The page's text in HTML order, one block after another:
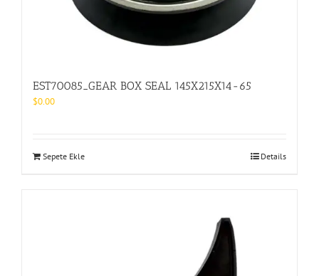
EST70085_GEAR BOX SEAL 145X215X14-65
$0.00
Sepete Ekle Details